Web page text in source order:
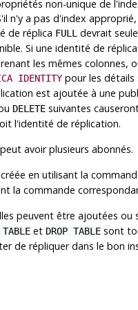
non-unique de
n'y a pas d'index
de réplica FULLdevrait
Si une identité de
les mêmes colonnes,
IDENTITYpour les détails
est ajoutée à une
DELETEsuivantes
l'identité de réplication.
avoir plusieurs abonnés.
en utilisant la
la commande
peuvent être ajoutées
et DROP TABLEsont
de répliquer dans le bon